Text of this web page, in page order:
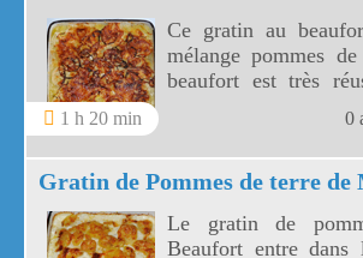
1 h 20 min
Ce gratin au
mélange pommes
beaufort est très
beaufort
petites saucisses
avec un verre de
bien frais.
0
Gratin de Pommes de terre de
Le gratin de
Beaufort entre